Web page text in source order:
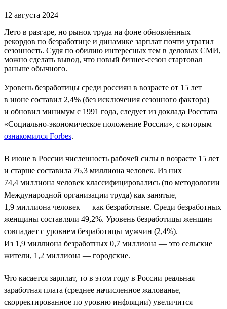
12 августа 2024
Лето в разгаре, но рынок труда на фоне обновлённых
рекордов по безработице и динамике зарплат почти утратил
сезонность. Судя по обилию интересных тем в деловых СМИ,
можно сделать вывод, что новый бизнес-сезон стартовал
раньше обычного.
Уровень безработицы среди россиян в возрасте от 15 лет
в июне составил 2,4% (без исключения сезонного фактора)
и обновил минимум с 1991 года, следует из доклада Росстата
«Социально-экономическое положение России», с которым
ознакомился Forbes.
В июне в России численность рабочей силы в возрасте 15 лет
и старше составила 76,3 миллиона человек. Из них
74,4 миллиона человек классифицировались (по методологии
Международной организации труда) как занятые,
1,9 миллиона человек — как безработные. Среди безработных
женщины составляли 49,2%. Уровень безработицы женщин
совпадает с уровнем безработицы мужчин (2,4%).
Из 1,9 миллиона безработных 0,7 миллиона — это сельские
жители, 1,2 миллиона — городские.
Что касается зарплат, то в этом году в России реальная
заработная плата (среднее начисленное жалованье,
скорректированное по уровню инфляции) увеличится